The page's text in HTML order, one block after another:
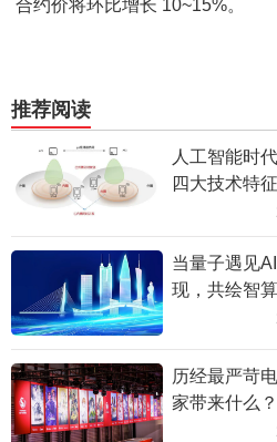
合约价将环比增长 10~15%。
推荐阅读
人工智能时
四大技术特征
当量子遇见
现，共绘智
历经最严苛
家带来什么？